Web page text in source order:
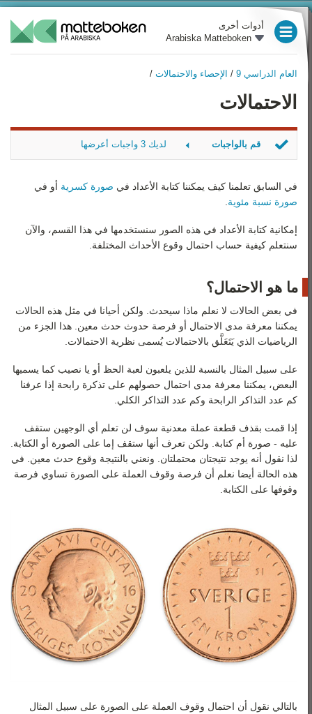
أدوات أخرى
Arabiska Matteboken
العام الدراسي 9 / الإحصاء والاحتمالات /
الاحتمالات
قم بالواجبات لديك 3 واجبات أعرضها
‏ورق لعب
زهرتي نرد
في السابق تعلمنا كيف يمكننا كتابة الأعداد في صورة كسرية أو في
صورة نسبة مئوية.
إمكانية كتابة الأعداد في هذه الصور سنستخدمها في هذا القسم، والآن
سنتعلم كيفية حساب احتمال وقوع الأحداث المختلفة.
ما هو الاحتمال؟
في بعض الحالات لا نعلم ماذا سيحدث. ولكن أحيانا في مثل هذه الحالات
يمكننا معرفة مدى الاحتمال أو فرصة حدوث حدث معين. هذا الجزء من
الرياضيات الذي يَتَعَلَّق بالاحتمالات يُسمى نظرية الاحتمالات.
على سبيل المثال بالنسبة للذين يلعبون لعبة الحظ أو يا نصيب كما يسميها
البعض، يمكننا معرفة مدى احتمال حصولهم على تذكرة رابحة إذا عرفنا
كم عدد التذاكر الرابحة وكم عدد التذاكر الكلي.
إذا قمت بقذف قطعة عملة معدنية سوف لن تعلم أي الوجهين ستقف
عليه - صورة أم كتابة. ولكن تعرف أنها ستقف إما على الصورة أو الكتابة.
لذا نقول أنه يوجد نتيجتان محتملتان. ونعني بالنتيجة وقوع حدث معين. في
هذه الحالة أيضا نعلم أن فرصة وقوف العملة على الصورة تساوي فرصة
وقوفها على الكتابة.
بالتالي نقول أن احتمال وقوف العملة على الصورة على سبيل المثال
العام الدراسي 4
العام الدراسي 5
العام الدراسي 6
العام الدراسي 8
العام الدراسي 9
العام الدراسي 9
نظرة عامة
الأعداد السالبة
الأُسُس (القوى) و الجُذور‏
النسبة المئوية
التعبيرات، المعادلات والدوال
رياضيات 1
رياضيات 2
رياضيات 3
رياضيات 4
رياضيات 5